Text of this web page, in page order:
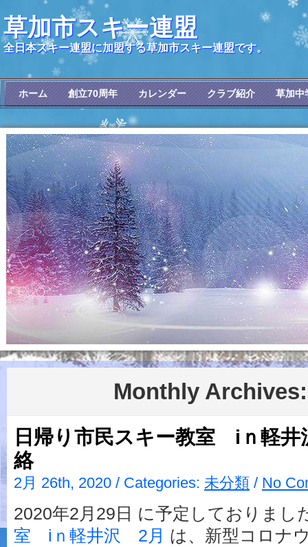
草加市スキー連盟
全日本スキー連盟に加盟する草加市スキー連盟です。
ホーム 創立70周年 カレンダー クラブ紹介 草加中
Monthly Archives:
日帰り市民スキー教室 iｎ軽
絡
2月 26th, 2020 / Categories: 未分類 / No
2020年2月29日 に予定しておりまし
室 iｎ軽井沢 2月 は、新型コロナ